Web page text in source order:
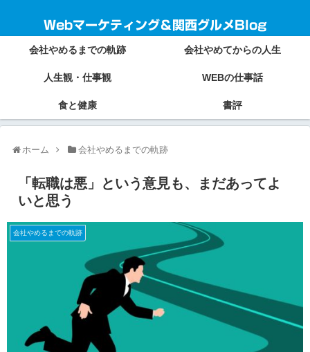
Webマーケティング＆関西グルメBlog
会社やめるまでの軌跡 会社やめてからの人生
人生観・仕事観 WEBの仕事話
食と健康 書評
ホーム 会社やめるまでの軌跡
「転職は悪」という意見も、まだあってよ
いと思う
会社やめるまでの軌跡